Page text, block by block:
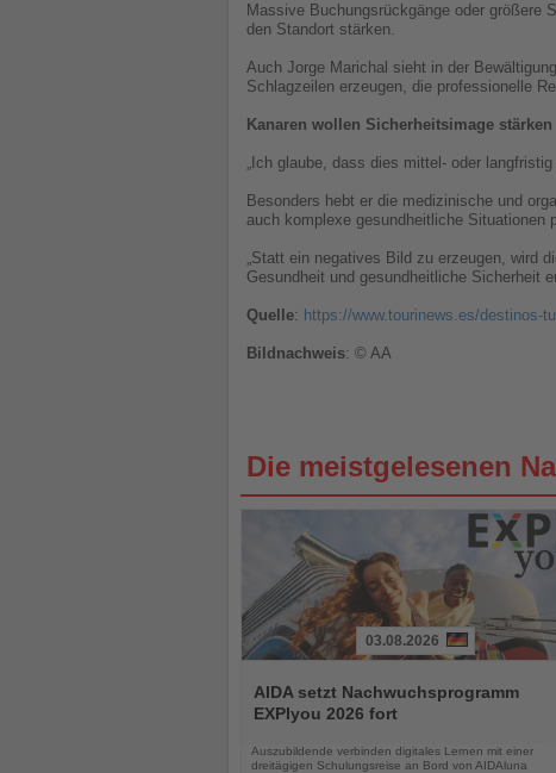
Massive Buchungsrückgänge oder größere
den Standort stärken.
Auch Jorge Marichal sieht in der
Schlagzeilen erzeugen, die professionelle
Kanaren wollen Sicherheitsimage stärken
„Ich glaube, dass dies mittel- oder
Besonders hebt er die medizinische und
auch komplexe gesundheitliche Situationen
„Statt ein negatives Bild zu erzeugen, wird
Gesundheit und gesundheitliche Sicherheit
Quelle: https://www.tourinews.es/destinos-
Bildnachweis: © AA
Die meistgelesenen
Sie
die
Nachrichten
03.08.2026
AIDA setzt Nachwuchsprogramm
EXPIyou 2026 fort
Auszubildende verbinden digitales Lernen mit einer
dreitägigen Schulungsreise an Bord von AIDAluna